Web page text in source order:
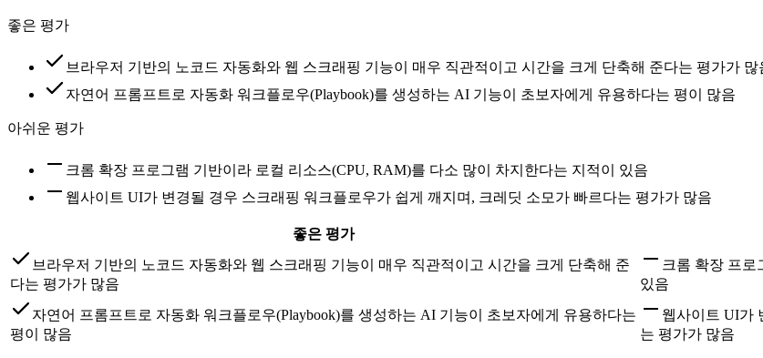
좋은 평가
브라우저 기반의 노코드 자동화와 웹 스크래핑 기능이 매우 직관적이고 시간을 크게 단축해 준다는 평가가 많
자연어 프롬프트로 자동화 워크플로우(Playbook)를 생성하는 AI 기능이 초보자에게 유용하다는 평이 많음
아쉬운 평가
크롬 확장 프로그램 기반이라 로컬 리소스(CPU, RAM)를 다소 많이 차지한다는 지적이 있음
웹사이트 UI가 변경될 경우 스크래핑 워크플로우가 쉽게 깨지며, 크레딧 소모가 빠르다는 평가가 많음
좋은 평가
브라우저 기반의 노코드 자동화와 웹 스크래핑 기능이 매우 직관적이고 시간을 크게 단축해 준
다는 평가가 많음
크롬 확장 프로
있음
자연어 프롬프트로 자동화 워크플로우(Playbook)를 생성하는 AI 기능이 초보자에게 유용하다는
평이 많음
웹사이트 UI가
는 평가가 많음